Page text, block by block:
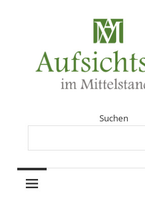
Aufsichtsrat
Beirat
im
mittelständischen
Familienunternehmen,
Suchen